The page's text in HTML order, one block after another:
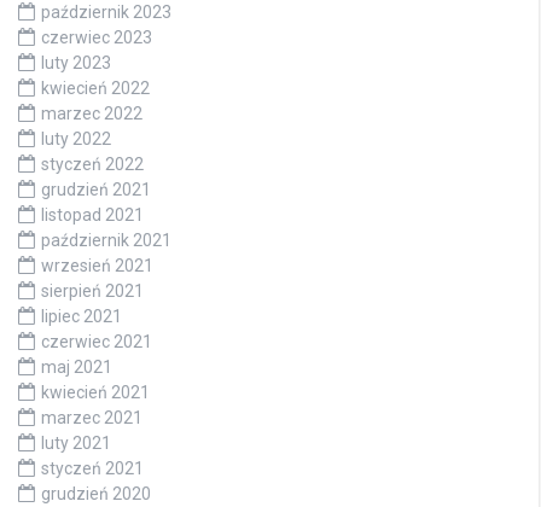
październik 2023
czerwiec 2023
luty 2023
kwiecień 2022
marzec 2022
luty 2022
styczeń 2022
grudzień 2021
listopad 2021
październik 2021
wrzesień 2021
sierpień 2021
lipiec 2021
czerwiec 2021
maj 2021
kwiecień 2021
marzec 2021
luty 2021
styczeń 2021
grudzień 2020